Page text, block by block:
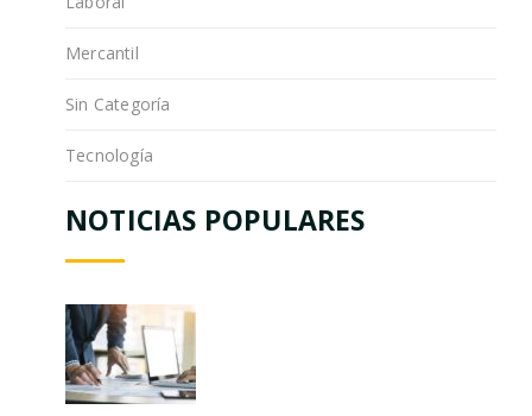
Mercantil
Sin Categoría
Tecnología
NOTICIAS POPULARES